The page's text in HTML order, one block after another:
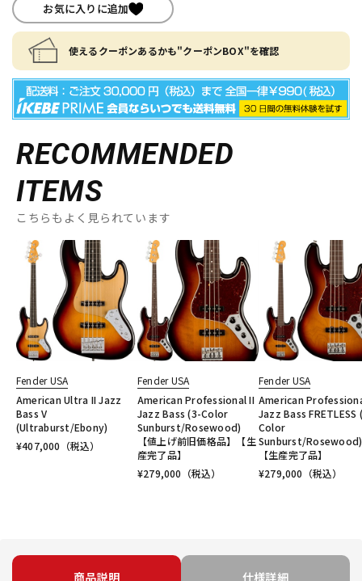
お気に入りに追加
使えるクーポンあるかも"クーポンBOX"を確認
RECOMMENDED
ITEMS
こちらもよく見られています
Fender USA
American Ultra II Jazz
Bass V
(Ultraburst/Ebony)
¥407,000 （税込）
Fender USA
American Professional II
Jazz Bass (3-Color
Sunburst/Rosewood)
【値上げ前旧価格品】【生
産完了品】
¥279,000 （税込）
Fender USA
American
Jazz Bass FRETLESS
Color
Sunburst/Rosewood)
【生産完了品】
¥279,000 （税込）
商品説明 仕様詳細